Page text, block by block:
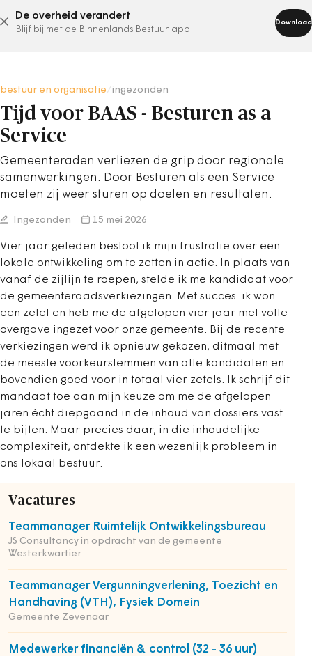
De overheid verandert
Blijf bij met de Binnenlands Bestuur app
Download
abonneer nu
bestuur en organisatie ingezonden
Tijd voor BAAS - Besturen as a
Service
Gemeenteraden verliezen de grip door regionale
samenwerkingen. Door Besturen als een Service
moeten zij weer sturen op doelen en resultaten.
Ingezonden 15 mei 2026
Vier jaar geleden besloot ik mijn frustratie over een
lokale ontwikkeling om te zetten in actie. In plaats van
vanaf de zijlijn te roepen, stelde ik me kandidaat voor
de gemeenteraadsverkiezingen. Met succes: ik won
een zetel en heb me de afgelopen vier jaar met volle
overgave ingezet voor onze gemeente. Bij de recente
verkiezingen werd ik opnieuw gekozen, ditmaal met
de meeste voorkeurstemmen van alle kandidaten en
bovendien goed voor in totaal vier zetels. Ik schrijf dit
mandaat toe aan mijn keuze om me de afgelopen
jaren écht diepgaand in de inhoud van dossiers vast
te bijten. Maar precies daar, in die inhoudelijke
complexiteit, ontdekte ik een wezenlijk probleem in
ons lokaal bestuur.
Vacatures
Teammanager Ruimtelijk Ontwikkelingsbureau
JS Consultancy in opdracht van de gemeente
Westerkwartier
Teammanager Vergunningverlening, Toezicht en
Handhaving (VTH), Fysiek Domein
Gemeente Zevenaar
Medewerker financiën & control (32 - 36 uur)